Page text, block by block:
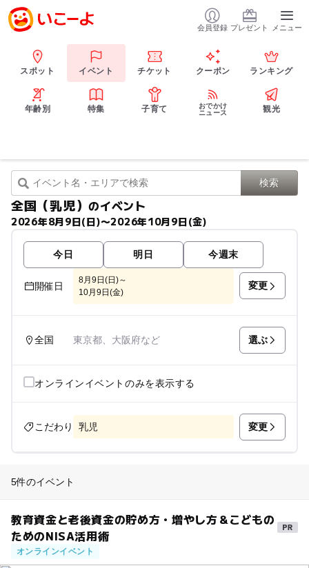
会員登録 プレゼント メニュー
スポット イベント チケット クーポン ランキング
年齢別 特集 子育て
おでかけ
ニュース
観光
全国（乳児）のイベント
2026年8月9日(日)〜2026年10月9日(金)
今日 明日 今週末
開催日
8月9日(日)～
10月9日(金)
変更
全国 東京都、大阪府など 選ぶ
オンラインイベントのみを表示する
こだわり 乳児 変更
5件のイベント
教育資金と老後資金の貯め方・増やし方＆こどもの
ためのNISA活用術
オンラインイベント